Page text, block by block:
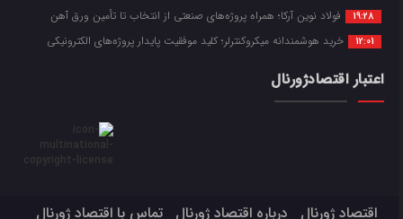
19:28 فولاد نوین آرکا؛ همراه پروژه‌های صنعتی از انتخاب تا تأمین ورق آهن
12:01 خرید هوشمندانه میکروکنترلر؛ کلید موفقیت پایدار پروژه‌های الکترونیکی
اعتبار اقتصادژورنال
اقتصاد ژورنال درباره اقتصاد ژورنال تماس با اقتصاد ژورنال